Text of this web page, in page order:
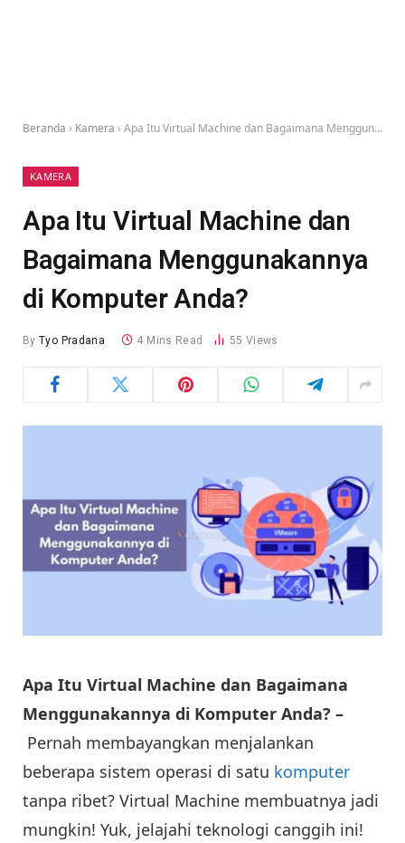
Beranda › Kamera › Apa Itu Virtual Machine dan Bagaimana Menggunakannya di Komputer Anda?
KAMERA
Apa Itu Virtual Machine dan
Bagaimana Menggunakannya
di Komputer Anda?
By Tyo Pradana 4 Mins Read 55 Views
Apa Itu Virtual Machine dan Bagaimana
Menggunakannya di Komputer Anda? –
Pernah membayangkan menjalankan
beberapa sistem operasi di satu komputer
tanpa ribet? Virtual Machine membuatnya jadi
mungkin! Yuk, jelajahi teknologi canggih ini!